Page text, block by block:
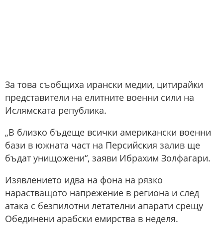
За това съобщиха ирански медии, цитирайки
представители на елитните военни сили на
Ислямската република.
„В близко бъдеще всички американски военни
бази в южната част на Персийския залив ще
бъдат унищожени“, заяви Ибрахим Золфагари.
Изявлението идва на фона на рязко
нарастващото напрежение в региона и след
атака с безпилотни летателни апарати срещу
Обединени арабски емирства в неделя.